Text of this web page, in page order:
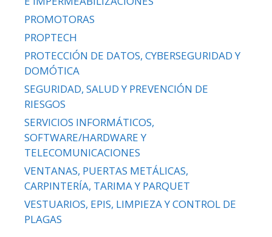
PROMOTORAS
PROPTECH
PROTECCIÓN DE DATOS, CYBERSEGURIDAD Y
DOMÓTICA
SEGURIDAD, SALUD Y PREVENCIÓN DE
RIESGOS
SERVICIOS INFORMÁTICOS,
SOFTWARE/HARDWARE Y
TELECOMUNICACIONES
VENTANAS, PUERTAS METÁLICAS,
CARPINTERÍA, TARIMA Y PARQUET
VESTUARIOS, EPIS, LIMPIEZA Y CONTROL DE
PLAGAS